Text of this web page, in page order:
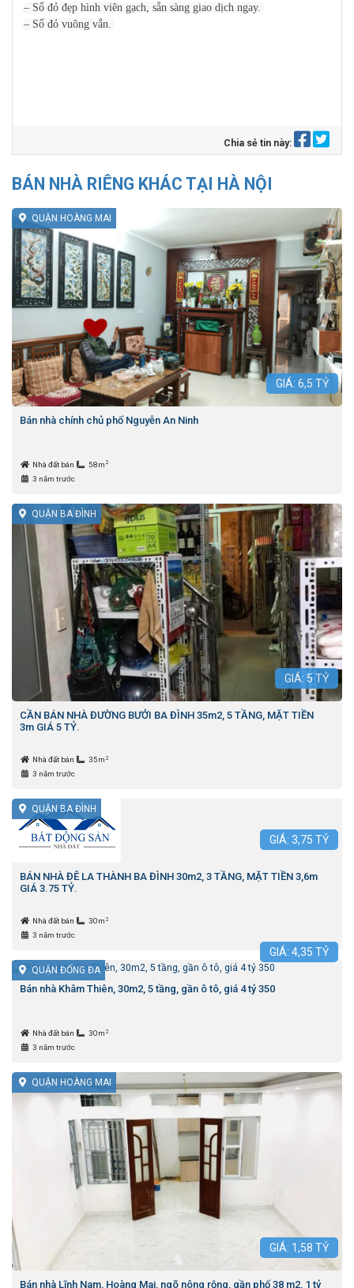
– Sổ đỏ đẹp hình viên gạch, sẵn sàng giao dịch ngay.
– Sổ đỏ vuông vắn.
Chia sẻ tin này:
BÁN NHÀ RIÊNG KHÁC TẠI HÀ NỘI
QUẬN HOÀNG MAI
GIÁ: 6,5 TỶ
Bán nhà chính chủ phố Nguyễn An Ninh
Nhà đất bán 58m 2
3 năm trước
QUẬN BA ĐÌNH
GIÁ: 5 TỶ
CẦN BÁN NHÀ ĐƯỜNG BƯỞI BA ĐÌNH 35m2, 5 TẦNG, MẶT TIỀN
3m GIÁ 5 TỶ.
Nhà đất bán 35m 2
3 năm trước
QUẬN BA ĐÌNH
GIÁ: 3,75 TỶ
BÁN NHÀ ĐÊ LA THÀNH BA ĐÌNH 30m2, 3 TẦNG, MẶT TIỀN 3,6m
GIÁ 3.75 TỶ.
Nhà đất bán 30m 2
3 năm trước
QUẬN ĐỐNG ĐA
GIÁ: 4,35 TỶ
Bán nhà Khâm Thiên, 30m2, 5 tầng, gần ô tô, giá 4 tỷ 350
Nhà đất bán 30m 2
3 năm trước
QUẬN HOÀNG MAI
GIÁ: 1,58 TỶ
Bán nhà Lĩnh Nam, Hoàng Mai, ngõ nông rộng, gần phố 38 m2, 1 tỷ